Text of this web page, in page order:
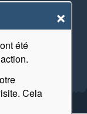
×
été
Cela